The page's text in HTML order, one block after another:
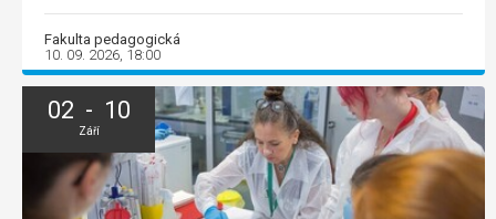
Fakulta pedagogická
10. 09. 2026, 18:00
02 - 10
Září